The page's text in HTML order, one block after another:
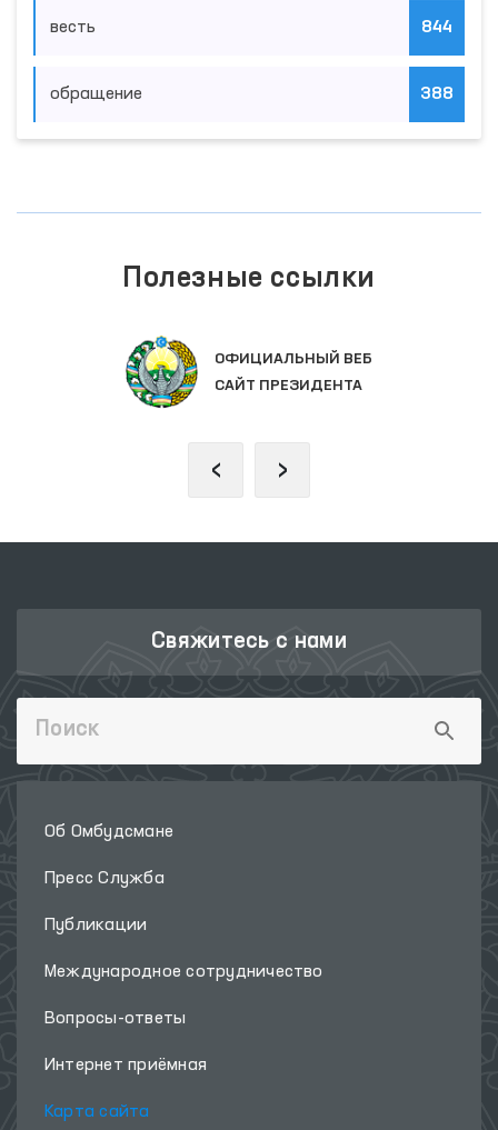
весть 844
обращение 388
Полезные ссылки
ОФИЦИАЛЬНЫЙ ВЕБ
САЙТ ПРЕЗИДЕНТА
‹ ›
Свяжитесь с нами
Об Омбудсмане
Пресс Служба
Публикации
Международное сотрудничество
Вопросы-ответы
Интернет приёмная
Карта сайта